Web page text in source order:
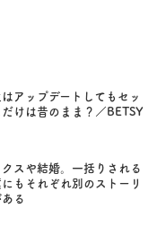
はアップデートしてもセッ
だけは昔のまま？／BETSY
クスや結婚。一括りされる
にもそれぞれ別のストーリ
る